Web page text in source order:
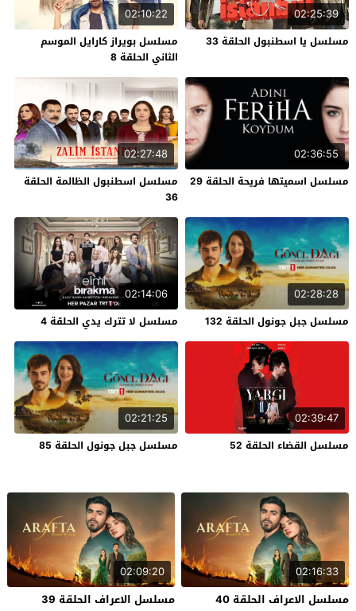
02:25:39
مسلسل يا اسطنبول الحلقة 33
02:10:22
مسلسل بويراز كارايل الموسم
الثاني الحلقة 8
02:36:55
مسلسل اسميتها فريحة الحلقة 29
02:27:48
مسلسل اسطنبول الظالمة الحلقة
36
02:28:28
مسلسل جبل جونول الحلقة 132
02:14:06
مسلسل لا تترك يدي الحلقة 4
02:39:47
مسلسل القضاء الحلقة 52
02:21:25
مسلسل جبل جونول الحلقة 85
02:16:33
مسلسل الاعراف الحلقة 40
02:09:20
مسلسل الاعراف الحلقة 39